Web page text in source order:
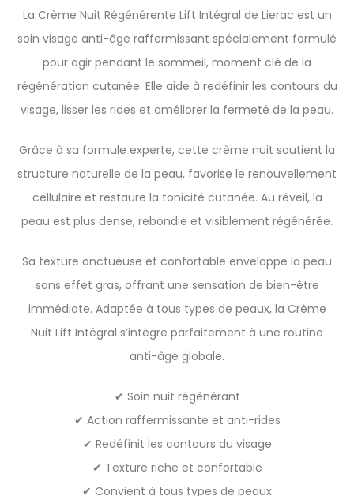
La Crème Nuit Régénérente Lift Intégral de Lierac est un
soin visage anti-âge raffermissant spécialement formulé
pour agir pendant le sommeil, moment clé de la
régénération cutanée. Elle aide à redéfinir les contours du
visage, lisser les rides et améliorer la fermeté de la peau.
Grâce à sa formule experte, cette crème nuit soutient la
structure naturelle de la peau, favorise le renouvellement
cellulaire et restaure la tonicité cutanée. Au réveil, la
peau est plus dense, rebondie et visiblement régénérée.
Sa texture onctueuse et confortable enveloppe la peau
sans effet gras, offrant une sensation de bien-être
immédiate. Adaptée à tous types de peaux, la Crème
Nuit Lift Intégral s’intègre parfaitement à une routine
anti-âge globale.
✔ Soin nuit régénérant
✔ Action raffermissante et anti-rides
✔ Redéfinit les contours du visage
✔ Texture riche et confortable
✔ Convient à tous types de peaux